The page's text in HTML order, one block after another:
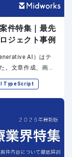
件特集｜最先
ジェクト事例
AI）はテ
。文章作成、画像
からクリエイティ
ンジャー」となり
TypeScript